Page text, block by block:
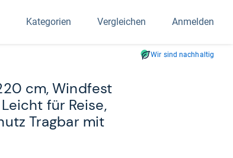
Kategorien Vergleichen Anmelden
Wir sind nachhaltig
cm, Wind­fest
für Reise,
Trag­bar mit